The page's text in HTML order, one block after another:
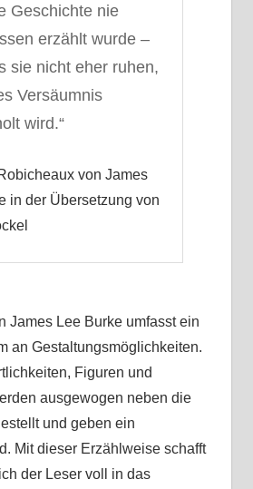
Geschichte nie
erzählt wurde –
sie nicht eher ruhen,
Versäumnis
wird.“
von James
in der Übersetzung von
James Lee Burke umfasst ein
an Gestaltungsmöglichkeiten.
Figuren und
ausgewogen neben die
und geben ein
Mit dieser Erzählweise schafft
der Leser voll in das